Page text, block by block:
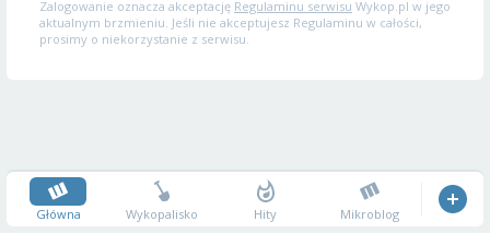
Zalogowanie oznacza akceptację Regulaminu serwisu Wykop.pl w jego
aktualnym brzmieniu. Jeśli nie akceptujesz Regulaminu w całości,
prosimy o niekorzystanie z serwisu.
Główna Wykopalisko Hity Mikroblog